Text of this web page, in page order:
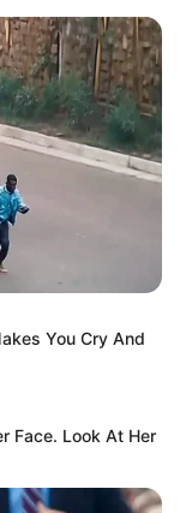
Adriani
You Cry And
Face. Look At Her